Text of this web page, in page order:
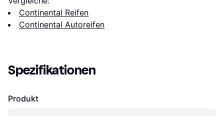
Continental Reifen
Continental Autoreifen
Spezifikationen
Produkt